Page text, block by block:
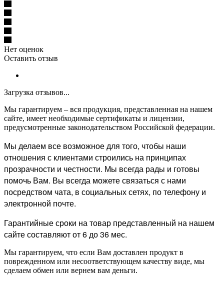
Нет оценок
Оставить отзыв
Загрузка отзывов...
Мы гарантируем – вся продукция, представленная на нашем
сайте, имеет необходимые сертификаты и лицензии,
предусмотренные законодательством Российской федерации.
Мы делаем все возможное для того, чтобы наши
отношения с клиентами строились на принципах
прозрачности и честности. Мы всегда рады и готовы
помочь Вам. Вы всегда можете связаться с нами
посредством чата, в социальных сетях, по телефону и
электронной почте.
Гарантийные сроки на товар представленный на нашем
сайте составляют от 6 до 36 мес.
Мы гарантируем, что если Вам доставлен продукт в
поврежденном или несоответствующем качеству виде, мы
сделаем обмен или вернем вам деньги.